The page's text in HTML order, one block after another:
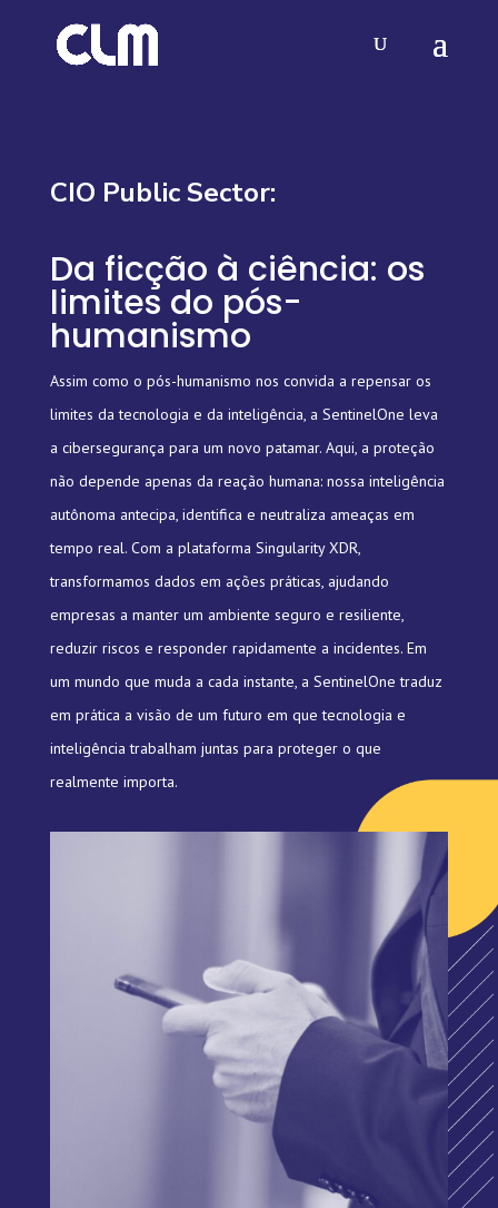
CIO Public Sector:
Da ficção à ciência: os
limites do pós-
humanismo
Assim como o pós-humanismo nos convida a repensar os
limites da tecnologia e da inteligência, a SentinelOne leva
a cibersegurança para um novo patamar. Aqui, a proteção
não depende apenas da reação humana: nossa inteligência
autônoma antecipa, identifica e neutraliza ameaças em
tempo real. Com a plataforma Singularity XDR,
transformamos dados em ações práticas, ajudando
empresas a manter um ambiente seguro e resiliente,
reduzir riscos e responder rapidamente a incidentes. Em
um mundo que muda a cada instante, a SentinelOne traduz
em prática a visão de um futuro em que tecnologia e
inteligência trabalham juntas para proteger o que
realmente importa.